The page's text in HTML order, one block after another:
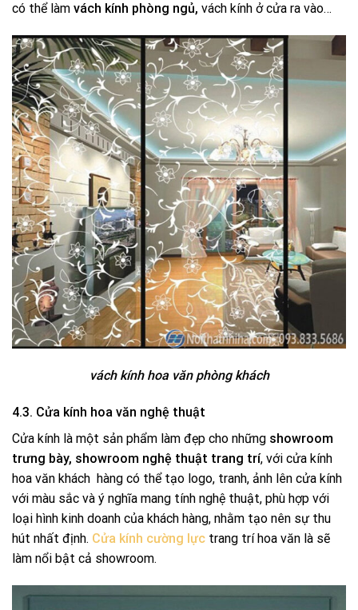
có thể làm vách kính phòng ngủ, vách kính ở cửa ra vào…
vách kính hoa văn phòng khách
4.3. Cửa kính hoa văn nghệ thuật
Cửa kính là một sản phẩm làm đẹp cho những showroom
trưng bày, showroom nghệ thuật trang trí, với cửa kính
hoa văn khách hàng có thể tạo logo, tranh, ảnh lên cửa kính
với màu sắc và ý nghĩa mang tính nghệ thuật, phù hợp với
loại hình kinh doanh của khách hàng, nhằm tạo nên sự thu
hút nhất định. Cửa kính cường lực trang trí hoa văn là sẽ
làm nổi bật cả showroom.